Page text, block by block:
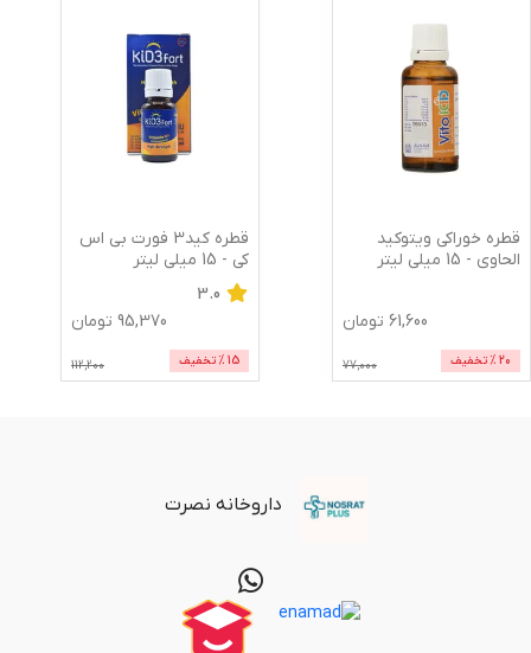
قطره خوراکی ویتوکید
الحاوی - 15 میلی لیتر
61,600 تومان
20 % تخفیف 77,000
قطره کید3 فورت بی اس
کی - 15 میلی لیتر
3.0
95,370 تومان
15 % تخفیف 112,200
داروخانه نصرت